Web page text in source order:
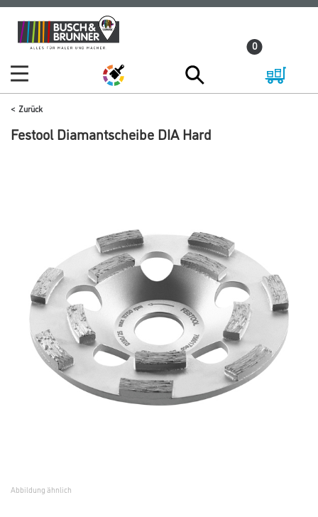
Zum
Inhalt
Zum
Navigationsmenü
0
Zurück
Festool Diamantscheibe DIA Hard
Abbildung ähnlich